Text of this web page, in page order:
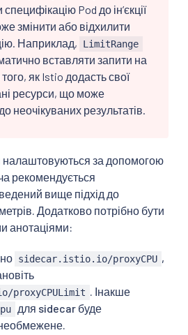
Pod до інʼєкції
змінити або відхилити
Наприклад,
LimitRange
вставляти запити на
як Istio додасть свої
ресурси, що може
неочікуваних результатів.
налаштовуються за допомогою
рекомендується
вище підхід до
Додатково потрібно бути
анотаціями:
sidecar.istio.io/proxyCPU ,
. Інакше
для sidecar буде